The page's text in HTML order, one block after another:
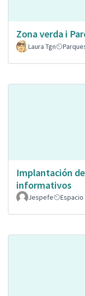
Zona verda i
Laura Tgn
Implantación
informativos
Jespefe